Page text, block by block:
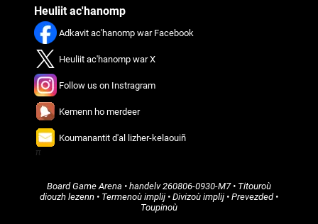
Heuliit ac'hanomp
Adkavit ac'hanomp war Facebook
Heuliit ac'hanomp war X
Follow us on Instragram
Kemenn ho merdeer
Koumanantit d'al lizher-kelaouiñ
Board Game Arena • handelv260806-0930-M7• Titouroù
diouzh lezenn• Termenoù implij• Divizoù implij• Prevezded•
Toupinoù
π